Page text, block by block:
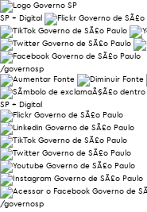
SP + Digital
/governosp
SP + Digital
/governosp